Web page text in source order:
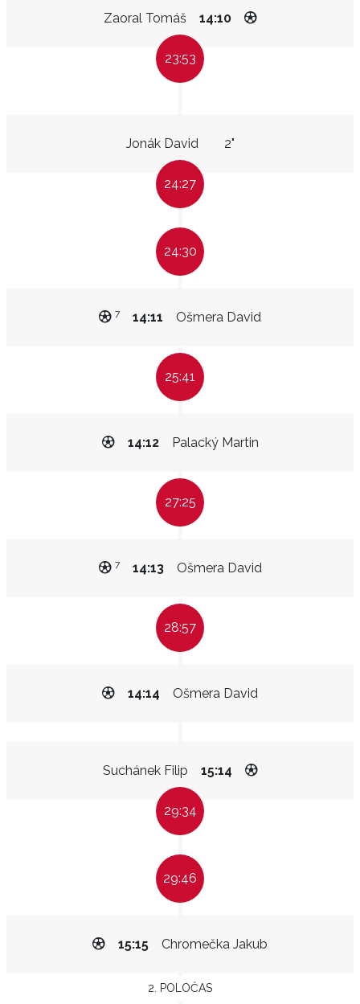
Zaoral Tomáš 14:10
23:53
Jonák David 2"
24:27
24:30
Ošmera David
14:11
7
25:41
Palacký Martin
14:12
27:25
Ošmera David
14:13
7
28:57
Ošmera David
14:14
Suchánek Filip 15:14
29:34
29:46
Chromečka Jakub
15:15
2. POLOČAS